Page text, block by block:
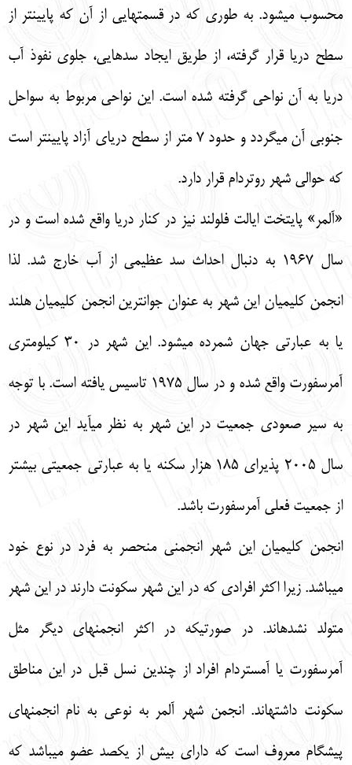
محسوب مي‏شود. به طوري كه در قسمت‏هايي از آن كه پايين‏تر از
سطح دريا قرار گرفته، از طريق ايجاد سدهايي، جلوي نفوذ آب
دريا به آن نواحي گرفته شده است. اين نواحي مربوط به سواحل
جنوبي آن مي‏گردد و حدود 7 متر از سطح درياي آزاد پايين‏تر است
كه حوالي شهر روتردام قرار دارد.
«آلمر» پايتخت ايالت فلولند نيز در كنار دريا واقع شده است و در
سال 1967 به دنبال احداث سد عظيمي از آب خارج شد. لذا
انجمن كليميان اين شهر به عنوان جوان‏ترين انجمن كليميان هلند
يا به عبارتي جهان شمرده مي‏شود. اين شهر در 30 كيلومتري
آمرسفورت واقع شده و در سال 1975 تاسيس يافته است. با توجه
به سير صعودي جمعيت در اين شهر به نظر مي‏آيد اين شهر در
سال 2005 پذيراي 185 هزار سكنه يا به عبارتي جمعيتي بيشتر
از جمعيت فعلي آمرسفورت باشد.
انجمن كليميان اين شهر انجمني منحصر به فرد در نوع خود
مي‏باشد. زيرا اكثر افرادي كه در اين شهر سكونت دارند در اين شهر
متولد نشده‏اند. در صورتيكه در اكثر انجمن‏هاي ديگر مثل
آمرسفورت يا آمستردام افراد از چندين نسل قبل در اين مناطق
سكونت داشته‏اند. انجمن شهر آلمر به نوعي به نام انجمن‏هاي
پيشگام معروف است كه داراي بيش از يكصد عضو مي‏باشد كه